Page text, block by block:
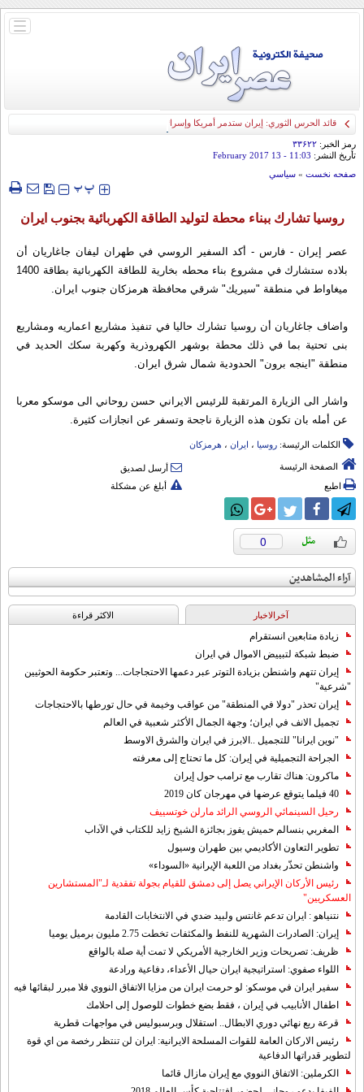
باز
قائد الحرس الثوري: إيران ستدمر أمريكا وإسرائيل والسعودية إذا تجاوزت خطوط طهران
الحمراء
رمز الخبر: ۳۳۶۲۲
تأريخ النشر: 11:03
- 13 February 2017
صفحه نخست » سياسي
‍‍‍ پپ
روسيا تشارك ببناء محطة لتوليد الطاقة الكهربائية بجنوب ايران
عصر إيران - فارس - أكد السفير الروسي في طهران ليفان جاغاريان أن
بلاده ستشارك في مشروع بناء محطه بخارية للطاقة الكهربائية بطاقة 1400
ميغاواط في منطقة "سيريك" شرقي محافظة هرمزكان جنوب ايران.
واضاف جاغاريان أن روسيا تشارك حاليا في تنفيذ مشاريع اعماريه ومشاريع
بنى تحتية بما في ذلك محطة بوشهر الكهروذرية وكهربة سكك الحديد في
منطقة "اينجه برون" الحدودية شمال شرق ايران.
واشار الى الزيارة المرتقبة للرئيس الايراني حسن روحاني الى موسكو معربا
عن أمله بان تكون هذه الزيارة ناجحة وتسفر عن انجازات كثيرة.
الكلمات الرئيسة: روسیا ، ایران ، هرمزکان
الصفحة الرئيسة
أرسل لصديق
اطبع
أبلغ عن مشكلة
0
آراء المشاهدين
آخرالاخبار الاکثر قراءة
زيادة متابعين انستقرام
ضبط شبكة لتبييض الاموال في ايران
إيران تتهم واشنطن بزيادة التوتر عبر دعمها الاحتجاجات... وتعتبر حكومة الحوثيين
"شرعية"
إيران تحذر "دولا في المنطقة" من عواقب وخيمة في حال تورطها بالاحتجاجات
تجميل الانف في ايران؛ وجهة الجمال الأكثر شعبية في العالم
"نوين ايرانا" للتجميل ..الابرز في ايران والشرق الاوسط
الجراحة التجميلية في إيران: كل ما تحتاج إلى معرفته
ماكرون: هناك تقارب مع ترامب حول إيران
40 فيلما يتوقع عرضها في مهرجان كان 2019
رحيل السينمائي الروسي الرائد مارلن خوتسييف
المغربي بنسالم حميش يفوز بجائزة الشيخ زايد للكتاب في الآداب
تطوير التعاون الأكاديمي بين طهران وسيول
واشنطن تحذّر بغداد من اللعبة الإيرانية «السوداء»
رئيس الأركان الإيراني يصل إلى دمشق للقيام بجولة تفقدية لـ"المستشارين
العسكريين"
نتنياهو : ايران تدعم غانتس ولبيد ضدي في الانتخابات القادمة
إيران: الصادرات الشهریة للنفط والمكثفات تخطت 2.75 مليون برميل يوميا
ظريف: تصريحات وزير الخارجية الأمريكي لا تمت أية صلة بالواقع
اللواء صفوي: استراتيجية ايران حيال الأعداء، دفاعية ورادعة
سفير ايران في موسكو: لو حرمت ايران من مزايا الاتفاق النووي فلا مبرر لبقائها فيه
اطفال الأنابيب في إيران ، فقط بضع خطوات للوصول إلى احلامك
قرعة ربع نهائي دوري الابطال.. استقلال وبرسبوليس في مواجهات قطرية
رئيس الاركان العامة للقوات المسلحة الايرانية: ايران لن تنتظر رخصة من اي قوة
لتطوير قدراتها الدفاعية
الكرملين: الاتفاق النووي مع إيران مازال قائما